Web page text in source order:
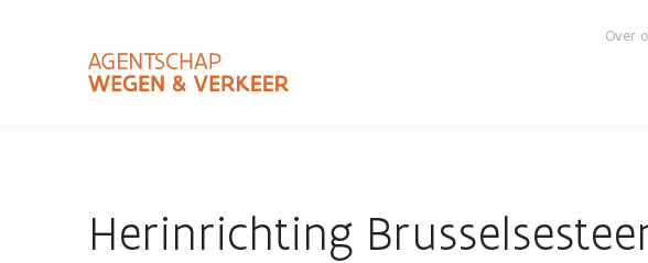
Over
Zoekbalk
Herinrichting